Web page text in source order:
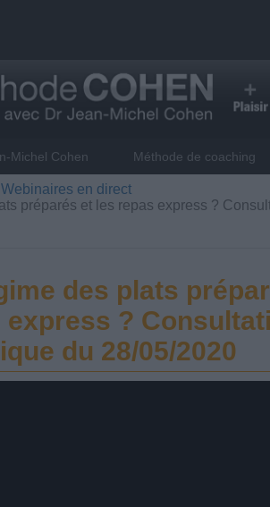
Michel Cohen Méthode de coaching
Webinaires en direct
préparés et les repas express ?
des plats
express ?
du 28/05/2020